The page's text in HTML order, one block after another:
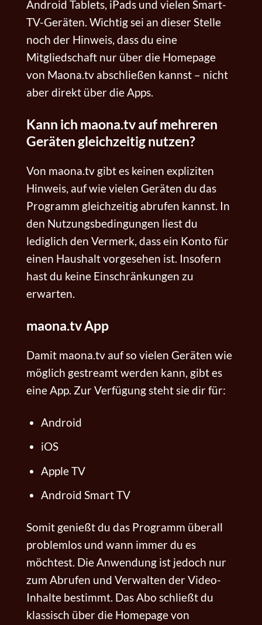
Android Tablets, iPads und vielen Smart-
TV-Geräten. Wichtig sei an dieser Stelle
noch der Hinweis, dass du eine
Mitgliedschaft nur über die Homepage
von Maona.tv abschließen kannst – nicht
aber direkt über die Apps.
Kann ich maona.tv auf mehreren
Geräten gleichzeitig nutzen?
Von maona.tv gibt es keinen expliziten
Hinweis, auf wie vielen Geräten du das
Programm gleichzeitig abrufen kannst. In
den Nutzungsbedingungen liest du
lediglich den Vermerk, dass ein Konto für
einen Haushalt vorgesehen ist. Insofern
hast du keine Einschränkungen zu
erwarten.
maona.tv App
Damit maona.tv auf so vielen Geräten wie
möglich gestreamt werden kann, gibt es
eine App. Zur Verfügung steht sie dir für:
Android
iOS
Apple TV
Android Smart TV
Somit genießt du das Programm überall
problemlos und wann immer du es
möchtest. Die Anwendung ist jedoch nur
zum Abrufen und Verwalten der Video-
Inhalte bestimmt. Das Abo schließt du
klassisch über die Homepage von